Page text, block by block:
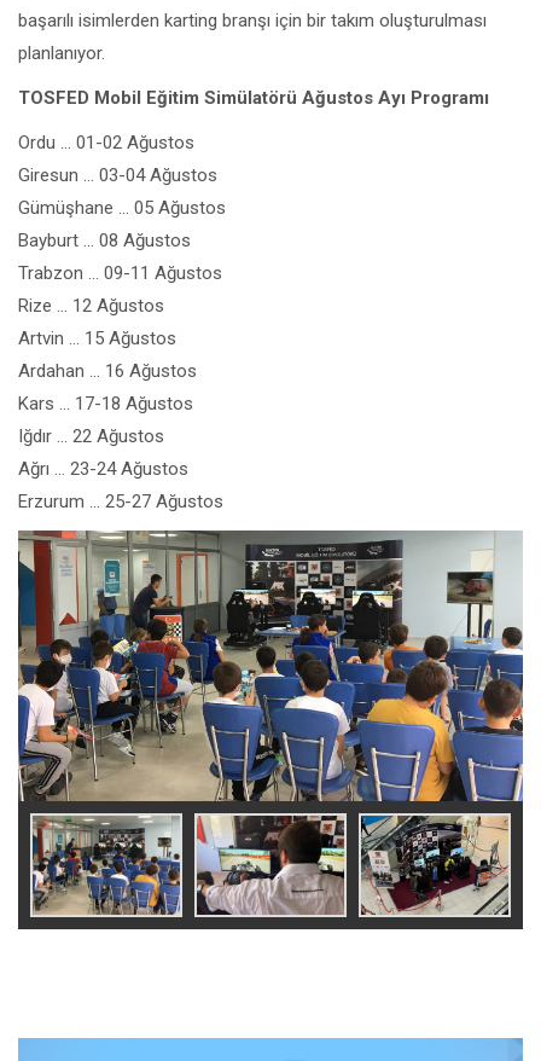
başarılı isimlerden karting branşı için bir takım oluşturulması
planlanıyor.
TOSFED Mobil Eğitim Simülatörü Ağustos Ayı Programı
Ordu … 01-02 Ağustos
Giresun … 03-04 Ağustos
Gümüşhane … 05 Ağustos
Bayburt … 08 Ağustos
Trabzon … 09-11 Ağustos
Rize … 12 Ağustos
Artvin … 15 Ağustos
Ardahan … 16 Ağustos
Kars … 17-18 Ağustos
Iğdır … 22 Ağustos
Ağrı … 23-24 Ağustos
Erzurum … 25-27 Ağustos